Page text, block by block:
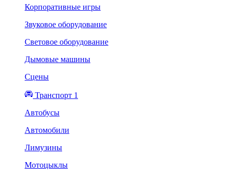
Корпоративные игры
Звуковое оборудование
Световое оборудование
Дымовые машины
Сцены
Транспорт 1
Автобусы
Автомобили
Лимузины
Мотоцыклы